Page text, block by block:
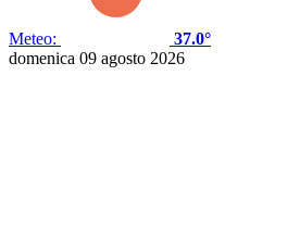
Meteo:
37.0°
domenica 09 agosto 2026